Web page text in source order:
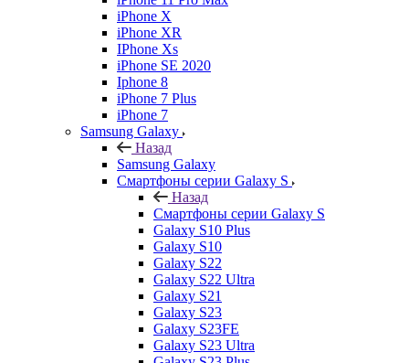
iPhone X
iPhone XR
IPhone Xs
iPhone SE 2020
Iphone 8
iPhone 7 Plus
iPhone 7
Samsung Galaxy
Назад
Samsung Galaxy
Смартфоны серии Galaxy S
Назад
Смартфоны серии Galaxy S
Galaxy S10 Plus
Galaxy S10
Galaxy S22
Galaxy S22 Ultra
Galaxy S21
Galaxy S23
Galaxy S23FE
Galaxy S23 Ultra